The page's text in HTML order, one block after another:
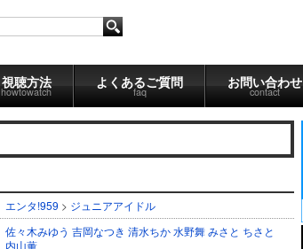
視聴方法
howtowatch
よくあるご質問
faq
お問い合わせ
contact
エンタ!959 > ジュニアアイドル
佐々木みゆう 吉岡なつき 清水ちか水野舞みさと ちさと
内山薫